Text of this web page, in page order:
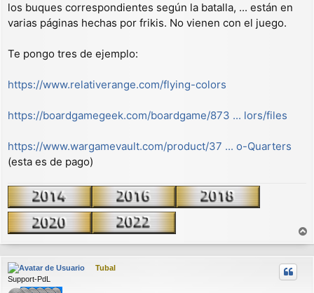
los buques correspondientes según la batalla, ... están en
varias páginas hechas por frikis. No vienen con el juego.
Te pongo tres de ejemplo:
https://www.relativerange.com/flying-colors
https://boardgamegeek.com/boardgame/873 ... lors/files
https://www.wargamevault.com/product/37 ... o-Quarters
(esta es de pago)
r
r
Tubal
Support-PdL